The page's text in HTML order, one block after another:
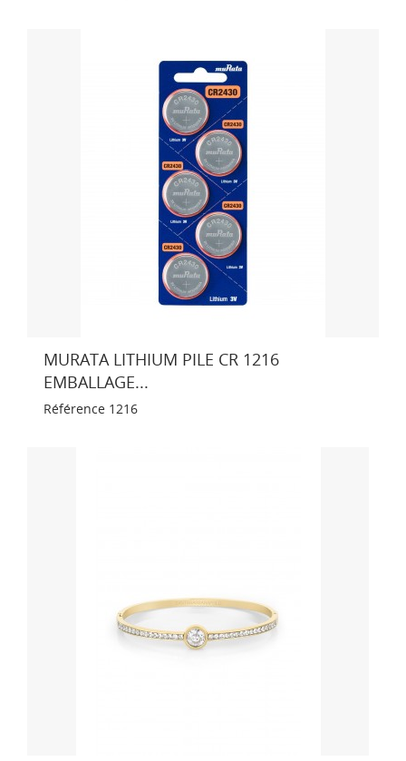
MURATA LITHIUM PILE CR 1216
EMBALLAGE...
Référence 1216